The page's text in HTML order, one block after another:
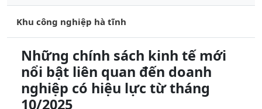
Khu công nghiệp hà tĩnh
Những chính sách kinh tế mới
nổi bật liên quan đến doanh
nghiệp có hiệu lực từ tháng
10/2025